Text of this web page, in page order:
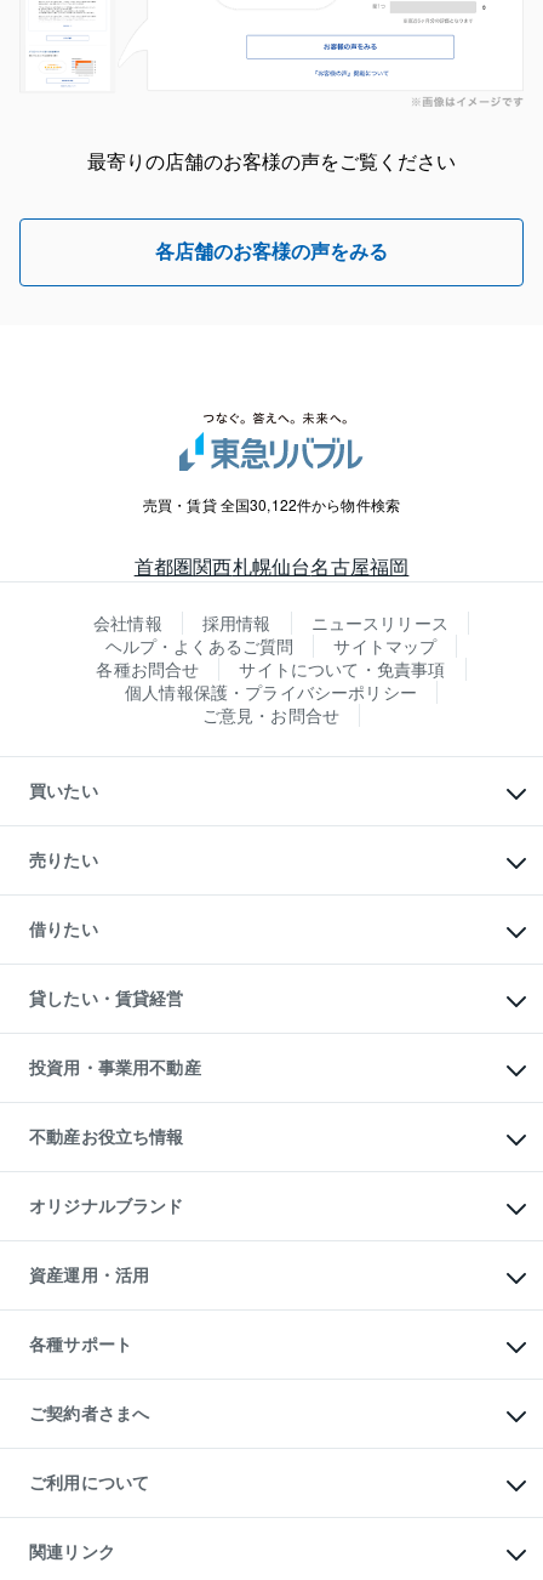
最寄りの店舗のお客様の声をご覧ください
各店舗のお客様の声をみる
売買・賃貸 全国30,122件から物件検索
首都圏関西札幌仙台名古屋福岡
会社情報 採用情報
ニュースリリース
ヘルプ・よくあるご質問
サイトマップ
各種お問合せ
サイトについて・免責事項
個人情報保護・プライバシーポリシー
ご意見・お問合せ
買いたい
新築・分譲マンションの購入
中古マンションの購入
一戸建ての購入
中古一戸建ての購入
不動産購入の流れ
注目キーワード物件特集
購入ガイド
English 繁体中文簡体中文
売りたい
一戸建ての売却・査定
土地の売却・査定
スピードAI査定
不動産査定について
不動産売却の流れ
不動産買換えの流れ
売却ガイド
借りたい
オフィス・店舗の賃貸
借りるときの流れ
借りるガイド
貸したい・賃貸経営
マンション賃料データ
賃貸管理プラン
リロケーションについて
貸すガイド
投資用・事業用不動産
事業用不動産
マンション投資
投資用マンション
アパート経営
収益物件
ビル購入（ビル一棟）
投資用不動産の売却査定
事業用不動産の売却査定
不動産お役立ち情報
マンションライブラリー
人気マンションランキング
暮らしに役立つ不動産メディア
不動産相場・不動産価格情報
不動産コラム・ニュース
不動産用語集
不動産なんでもネット相談室
住まいの税金
オリジナルブランド
一棟リノベーションマンション
L`GENTE（ルジェンテ）
区分リノベーションマンション
投資用一棟レジデンスWELL
不動産小口投資
LEGACIA（レガシア）
資産運用・活用
不動産M&A
アセットマネジメント・出資
各種サポート
相続サポート
リフォームサポート
ご契約者さまへ
ご紹介・再契約特典
入居者様専用-各種ご案内（賃貸）
東急こすもす会「こすもすWeb」
ご利用について
金融商品取引について
東急リバブル ソーシャルメディアポリシー
関連リンク